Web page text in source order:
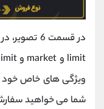
شما می خواهید